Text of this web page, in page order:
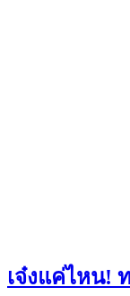
เจ๋งแค่ไหน!